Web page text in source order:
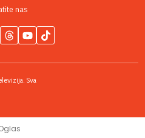
nas
Sva